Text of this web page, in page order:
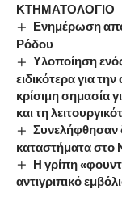
ΚΤΗΜΑΤΟΛΟΓΙΟ
Ενημέρωση
Ρόδου
Υλοποίηση
ειδικότερα για
κρίσιμη σημασία
και τη
Συνελήφθησαν
καταστήματα στο
Η γρίπη
αντιγριπικό